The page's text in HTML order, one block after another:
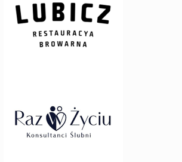
www.browar-lubicz.com.pl
www.razwzyciu.pl